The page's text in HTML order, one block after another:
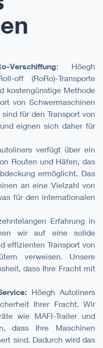
: Höegh
off (RoRo)-Transporte
kostengünstige Methode
von Schwermaschinen
für den Transport von
eignen sich daher für
verfügt über ein
Routen und Häfen, das
ermöglicht. Das
an eine Vielzahl von
für den internationalen
Erfahrung in
wir auf eine solide
effizienten Transport von
verweisen. Unsere
dass Ihre Fracht mit
Höegh Autoliners
Ihrer Fracht. Wir
wie MAFI-Trailer und
dass Ihre Maschinen
sind. Dadurch wird das